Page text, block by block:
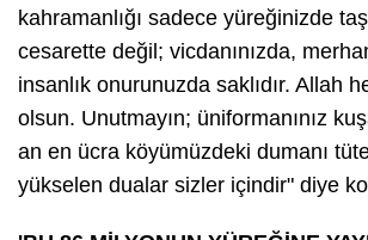
kahramanlığı sadece yüreğinizde
cesarette değil; vicdanınızda,
insanlık onurunuzda saklıdır. Allah
olsun. Unutmayın; üniformanınız
an en ücra köyümüzdeki dumanı
yükselen dualar sizler içindir" diye